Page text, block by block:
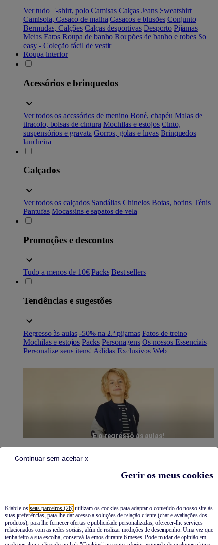
Gerir os meus cookies
Kiabi e os seus parceiros (26) utilizam os cookies para adaptar o conteúdo do nosso site às
suas preferências, para lhe dar acesso a soluções de relação cliente (chat e avaliações dos
produtos), para lhe fornecer ofertas e publicidade personalizadas, oferecer-lhe serviços
relacionados com as redes sociais, além de realizar medições de desempenho. Uma vez que
tenha feito a sua escolha, conservá-la-emos durante 6 meses. Pode mudar de opinião em
Continuar sem aceitar x
Ver tudo T-shirt, polo Camisas Calças Jeans Sweatshirt
Camisola, Casaco de malha Casacos e blusões Conjunto
Bermudas, Calções Calças desportivas Desporto Pijamas
Meias Fatos Roupa de banho Roupões de banho e robes So
easy - Coleção fácil de vestir
Roupa interior
Acessórios e brinquedos
Ver todos os acessórios de menino Boné, chapéu Malas de
tiracolo, bolsas de cintura Mochilas e estojos Cinto,
suspensórios e gravata Gorros, golas e luvas Brinquedos
lancheira
Calçados
Ver todos os calçados Sandálias Chinelos Botas, botins Ténis
Pantufas Mocassins e sapatos de vela
Promoções e descontos
Tudo a menos de 10€ Packs Best sellers
Tendências e sugestões
Regresso às aulas -50% na 2.ª pijamas Fatos de treino
Mochilas e estojos Packs Personagens Os nossos Essenciais
Personalize seus itens! Adidas Exclusivos Web
É o regresso às aulas!
Pijamas
Novidades